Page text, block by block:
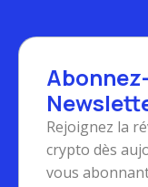
Rejoignez la
crypto dès
vous